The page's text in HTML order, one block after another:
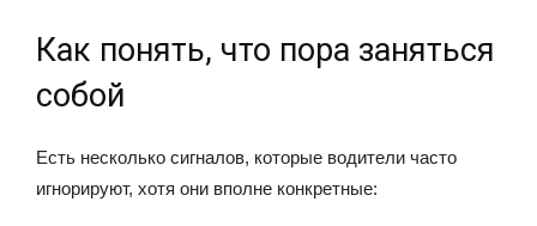
Как понять, что пора заняться
собой
Есть несколько сигналов, которые водители часто
игнорируют, хотя они вполне конкретные: